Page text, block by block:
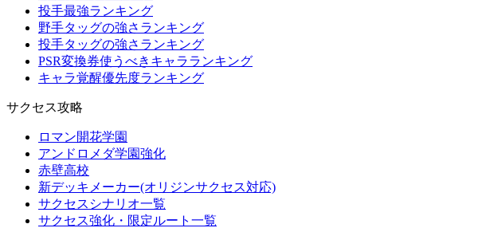
投手最強ランキング
野手タッグの強さランキング
投手タッグの強さランキング
PSR変換券使うべきキャラランキング
キャラ覚醒優先度ランキング
サクセス攻略
ロマン開花学園
アンドロメダ学園強化
赤壁高校
新デッキメーカー(オリジンサクセス対応)
サクセスシナリオ一覧
サクセス強化・限定ルート一覧